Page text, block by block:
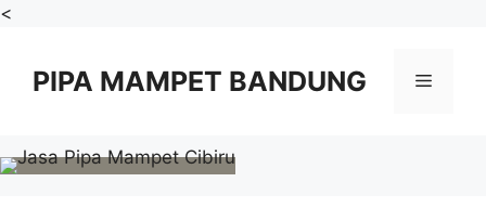
<
content
PIPA MAMPET BANDUNG Menu